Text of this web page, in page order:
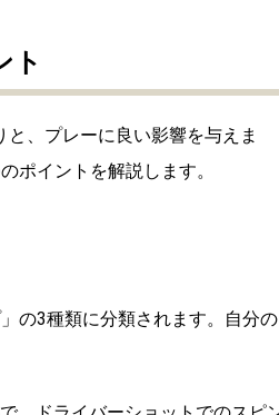
ト
、プレーに良い影響を与えま
ポイントを解説します。
の3種類に分類されます。自分の